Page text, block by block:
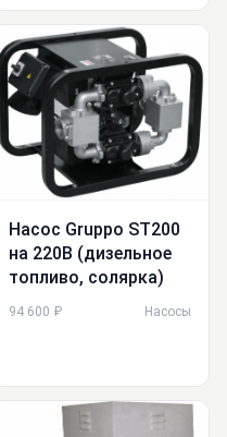
Насос Gruppo ST200
на 220В (дизельное
топливо, солярка)
94 600 ₽ Насосы